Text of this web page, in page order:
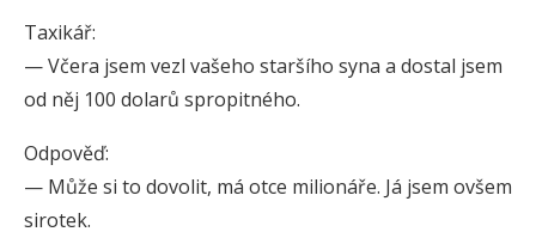
Taxikář:
— Včera jsem vezl vašeho staršího syna a dostal jsem
od něj 100 dolarů spropitného.
Odpověď:
— Může si to dovolit, má otce milionáře. Já jsem ovšem
sirotek.